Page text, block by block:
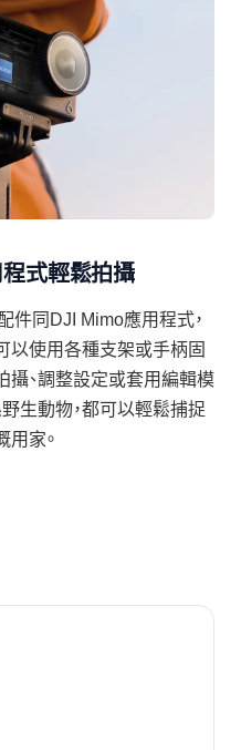
式輕鬆拍攝
件同DJI Mimo應用程式，
以使用各種支架或手柄固
攝、調整設定或套用編輯模
生動物，都可以輕鬆捕捉
用家。